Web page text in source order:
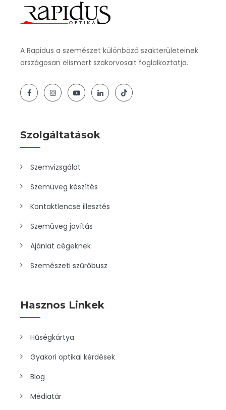
A Rapidus a szemészet különböző szakterületeinek
országosan elismert szakorvosait foglalkoztatja.
Szolgáltatások
Szemvizsgálat
Szemüveg készítés
Kontaktlencse illesztés
Szemüveg javítás
Ajánlat cégeknek
Szemészeti szűrőbusz
Hasznos Linkek
Hűségkártya
Gyakori optikai kérdések
Blog
Médiatár